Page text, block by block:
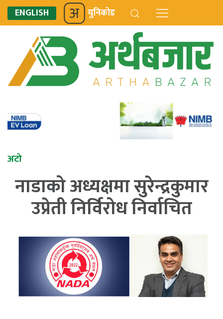
ENGLISH युनिकोड
अटो
नाडाको अध्यक्षमा सुरेन्द्रकुमार
उप्रेती निर्विरोध निर्वाचित